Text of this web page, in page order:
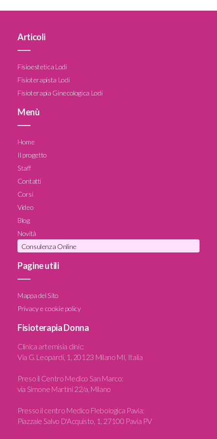
Articoli
Fisioestetica Lodi
Fisioterapista Lodi
Fisioterapia Ginecologica Lodi
Menù
Home
Il progetto
Staff
Contatti
Corsi
Video
Blog
Novità
Consulenza Online
Pagine utili
Mappa del Sito
Privacy e cookie policy
Fisioterapia Donna
Clinica artemisia clinic:
Via G. Leopardi, 1, 20123 Milano MI, Italia
Preso il Centro Medico San Marco:
via Simone Martini 22/a, Milano
Presso il centro Medico Flebologica Pavia:
Piazzale Salvo D'Acquisto, 1, 27100 Pavia PV